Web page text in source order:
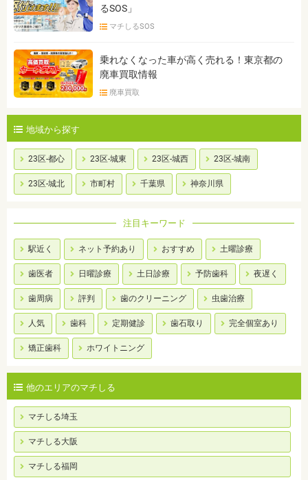
るSOS」
マチしるSOS
乗れなくなった車が高く売れる！東京都の
廃車買取情報
廃車買取
地域から探す
23区-都心 23区-城東 23区-城西 23区-城南
23区-城北 市町村 千葉県 神奈川県
注目キーワード
駅近く ネット予約あり おすすめ 土曜診療
歯医者 日曜診療 土日診療 予防歯科 夜遅く
歯周病 評判 歯のクリーニング 虫歯治療
人気 歯科 定期健診 歯石取り 完全個室あり
矯正歯科 ホワイトニング
他のエリアのマチしる
マチしる埼玉
マチしる大阪
マチしる福岡